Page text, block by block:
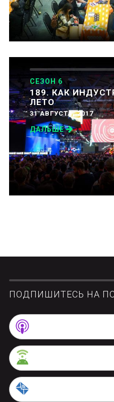
СЕЗОН 6
189. КАК
ЛЕТО
31 АВГУСТА, 2017
ДАЛЬШЕ
ПОДПИШИТЕСЬ НА